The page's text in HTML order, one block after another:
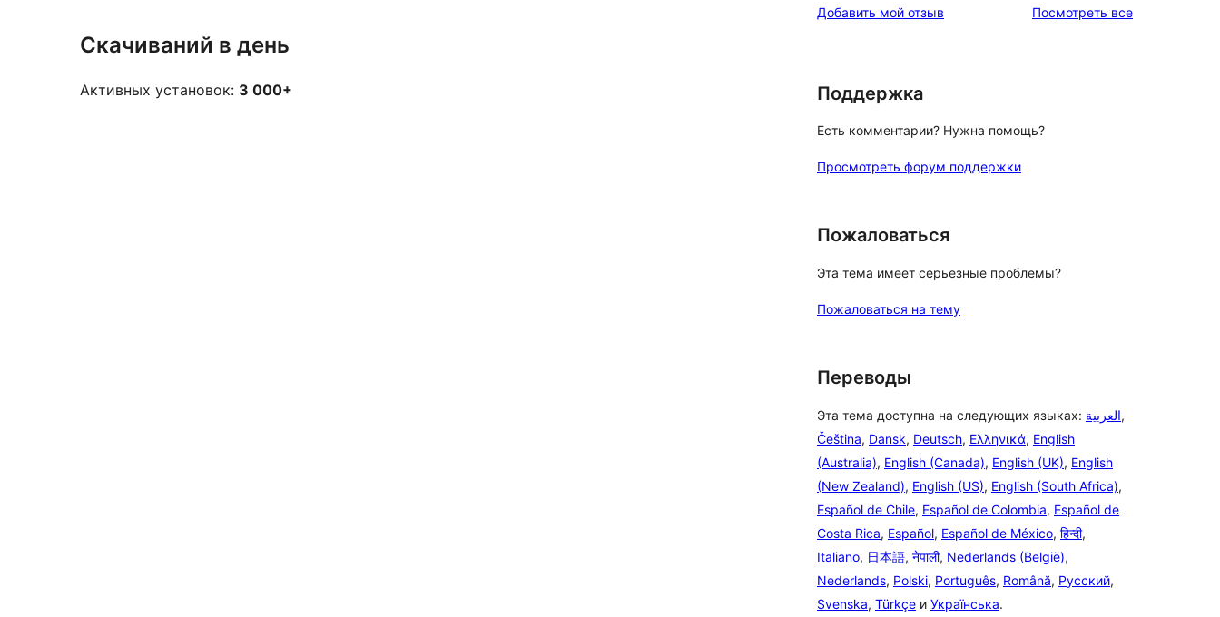
Скачиваний в день
Активных установок: 3 000+
звездный
Добавить мой отзыв Посмотреть всеотзывы
Поддержка
Есть комментарии? Нужна помощь?
Просмотреть форум поддержки
Пожаловаться
Эта тема имеет серьезные проблемы?
Пожаловаться на тему
Переводы
Эта тема доступна на следующих языках: العربية,
Čeština, Dansk, Deutsch, Ελληνικά, English
(Australia), English (Canada), English (UK), English
(New Zealand), English (US), English (South Africa),
Español de Chile, Español de Colombia, Español de
Costa Rica, Español, Español de México, हिन्दी,
Italiano, 日本語, नेपाली, Nederlands (België),
Nederlands, Polski, Português, Română, Русский,
Svenska, Türkçe и Українська.